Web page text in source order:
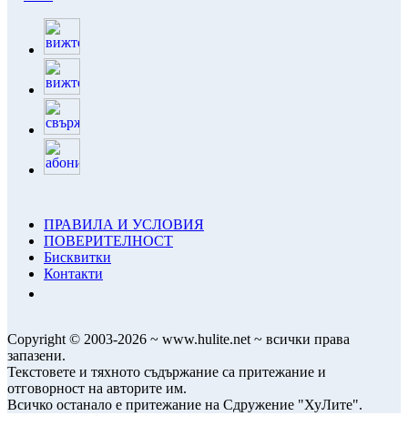
ПРАВИЛА И УСЛОВИЯ
ПОВЕРИТЕЛНОСТ
Бисквитки
Контакти
Copyright © 2003-2026 ~ www.hulite.net ~ всички права
запазени.
Текстовете и тяхното съдържание са притежание и
отговорност на авторите им.
Всичко останало е притежание на Сдружение "ХуЛите".